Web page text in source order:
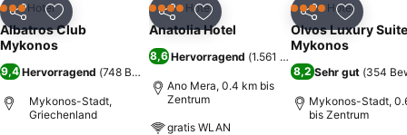
Teilen Zu Favoriten hinzufügen
3 SterneHotel
Albatros Club
Mykonos
9,4Hervorragend (748 Bewertungen
Mykonos-Stadt,
Griechenland
Teilen Zu Favoriten hinzufügen
4 SterneHotel
Anatolia Hotel
8,6 Hervorragend (1.561 Bewertungen
Ano Mera, 0.4 km bis
Zentrum
gratis WLAN
Teilen Zu
4 SterneHotel
Olvos Luxury
Mykonos
8,2 Sehr gut (354
Mykonos-Stadt,
bis Zentrum